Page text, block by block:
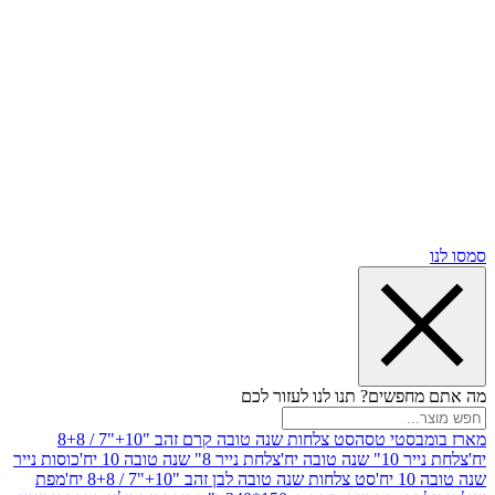
תנו לנו לעזור לכם
טסה
סט צלחות שנה טובה קרם זהב "10+"7 / 8+8
יח'
צלחת נייר 8" שנה טובה 10 יח'
כוסות נייר
סט צלחות שנה טובה לבן זהב "10+"7 / 8+8 יח'
מפת